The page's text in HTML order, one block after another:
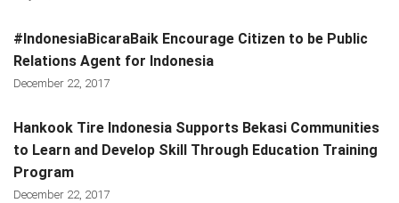
#IndonesiaBicaraBaik Encourage Citizen to be Public
Relations Agent for Indonesia
December 22, 2017
Hankook Tire Indonesia Supports Bekasi Communities
to Learn and Develop Skill Through Education Training
Program
December 22, 2017